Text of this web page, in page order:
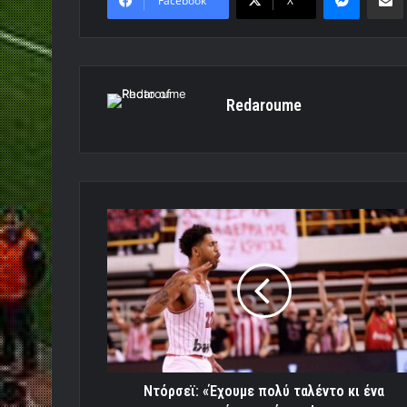
Redaroume
Ντόρσεϊ:
«Έχουμε
πολύ
ταλέντο
κι
ένα
υπέροχο
ρόστερ!»
Ντόρσεϊ: «Έχουμε πολύ ταλέντο κι ένα